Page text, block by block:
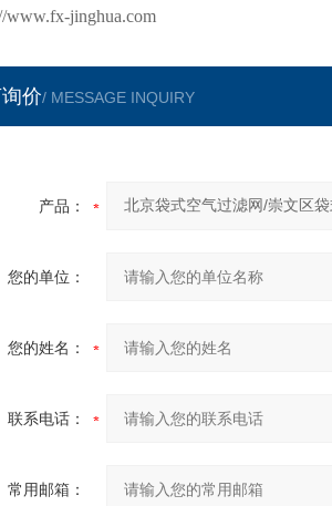
www.fx-jinghua.com
价/ MESSAGE INQUIRY
产品：
您的单位：
您的姓名：
联系电话：
常用邮箱：